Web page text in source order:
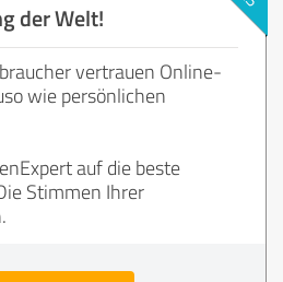
der Welt!
vertrauen Online-
wie persönlichen
auf die beste
Stimmen Ihrer